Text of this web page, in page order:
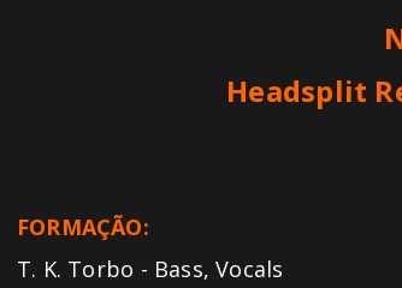
Headsplit
FORMAÇÃO:
T. K. Torbo - Bass, Vocals